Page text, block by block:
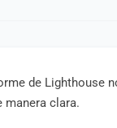
de Lighthouse
manera clara.